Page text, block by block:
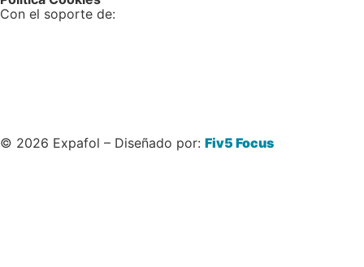
Con el soporte de:
© 2026 Expafol – Diseñado por: Fiv5 Focus